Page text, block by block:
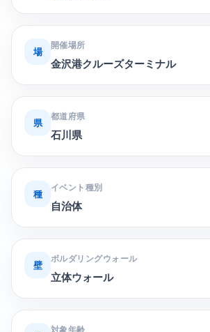
場
開催場所
金沢港クルーズターミナル
県
都道府県
石川県
種
イベント種別
自治体
壁
ボルダリングウォール
立体ウォール
対象年齢